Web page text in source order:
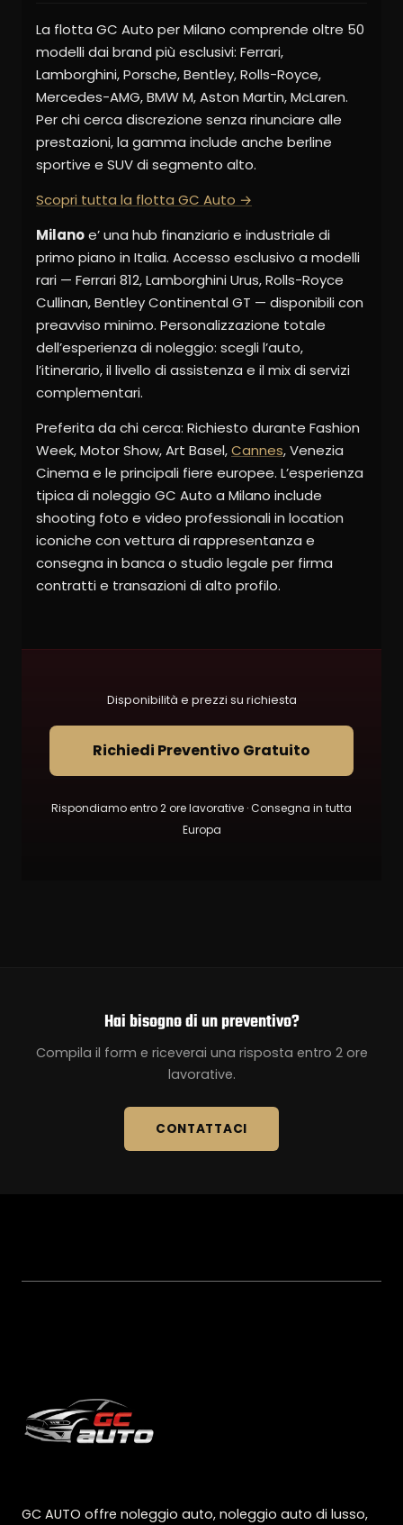
La flotta GC Auto per Milano comprende oltre 50
modelli dai brand più esclusivi: Ferrari,
Lamborghini, Porsche, Bentley, Rolls-Royce,
Mercedes-AMG, BMW M, Aston Martin, McLaren.
Per chi cerca discrezione senza rinunciare alle
prestazioni, la gamma include anche berline
sportive e SUV di segmento alto.
Scopri tutta la flotta GC Auto →
Milanoe’ una hub finanziario e industriale di
primo piano in Italia. Accesso esclusivo a modelli
rari — Ferrari 812, Lamborghini Urus, Rolls-Royce
Cullinan, Bentley Continental GT — disponibili con
preavviso minimo. Personalizzazione totale
dell’esperienza di noleggio: scegli l’auto,
l’itinerario, il livello di assistenza e il mix di servizi
complementari.
Preferita da chi cerca: Richiesto durante Fashion
Week, Motor Show, Art Basel,Cannes, Venezia
Cinema e le principali fiere europee. L’esperienza
tipica di noleggio GC Auto a Milano include
shooting foto e video professionali in location
iconiche con vettura di rappresentanza e
consegna in banca o studio legale per firma
contratti e transazioni di alto profilo.
Disponibilità e prezzi su richiesta
Richiedi Preventivo Gratuito
Rispondiamo entro 2 ore lavorative · Consegna in tutta
Europa
Hai bisogno di un preventivo?
Compila il form e riceverai una risposta entro 2 ore
lavorative.
CONTATTACI
GC AUTO offre noleggio auto, noleggio auto di lusso,